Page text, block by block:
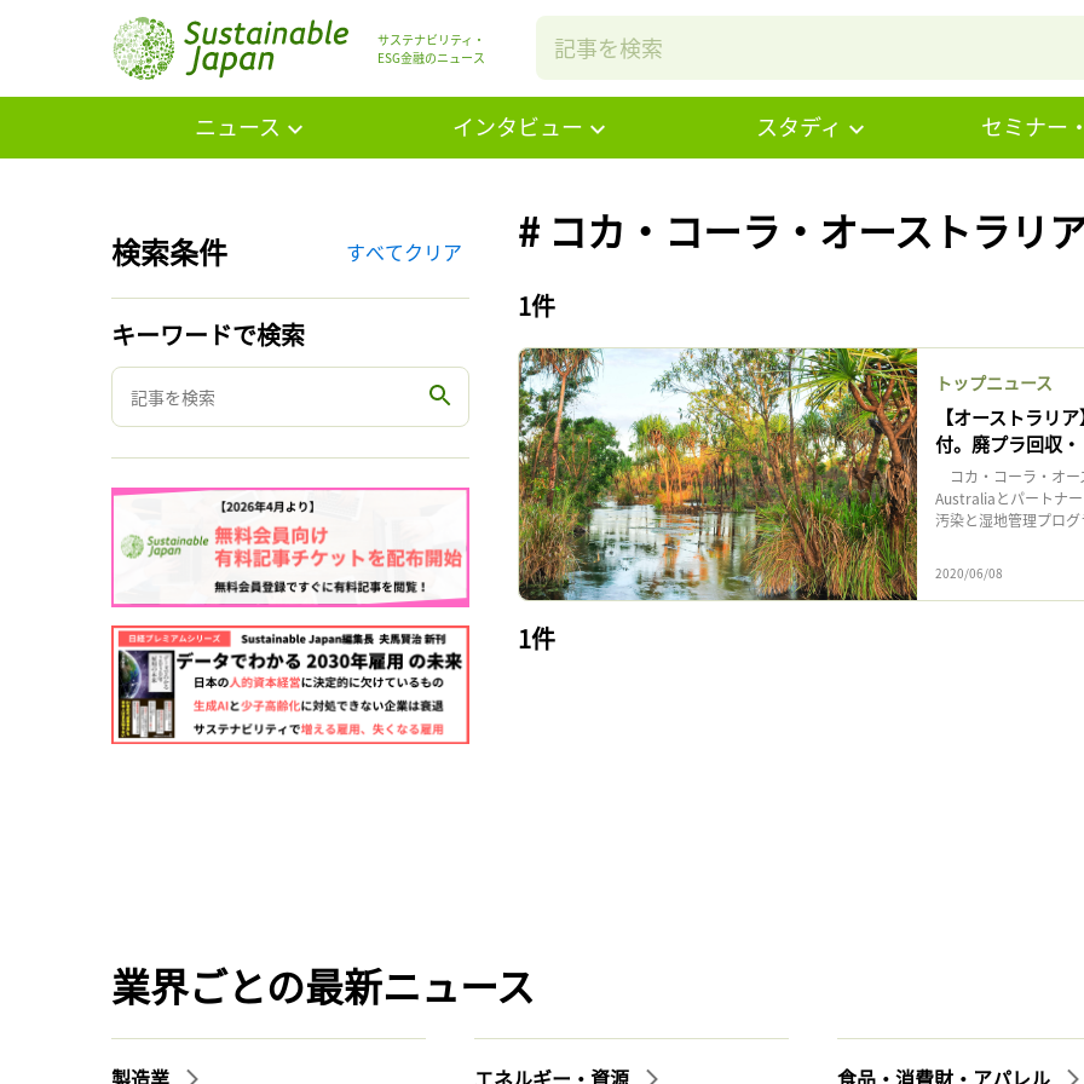
サステナビリティ・
ESG金融のニュース
ニュース インタビュー スタディ セミナー
検索条件 すべてクリア
キーワードで検索
# コカ・コーラ・オーストラリ
1件
トップニュース
【オーストラリ
付。廃プラ回収
コカ・コーラ・オー
Australiaとパートナ
汚染と湿地管理プロ
2020/06/08
1件
業界ごとの最新ニュース